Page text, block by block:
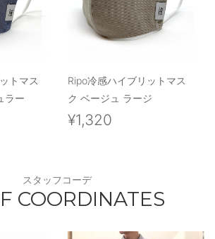
トマス
ラー
Ripo冷感ハイブリットマス
ク ベージュ ラージ
¥1,320
スタッフコーデ
COORDINATES